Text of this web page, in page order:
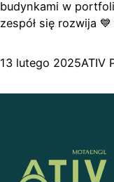
budynkami w
zespół się rozwija
13 lutego 2025ATIV